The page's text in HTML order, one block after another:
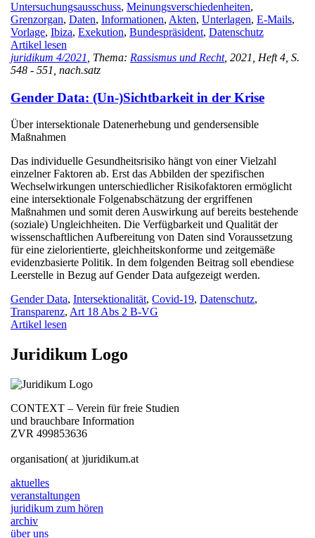
Untersuchungsausschuss, Meinungsverschiedenheiten,
Grenzorgan, Daten, Informationen, Akten, Unterlagen, E-Mails,
Vorlage, Ibiza, Exekution, Bundespräsident, Datenschutz
Artikel lesen
juridikum 4/2021, Thema: Rassismus und Recht, 2021, Heft 4, S.
548 - 551, nach.satz
Gender Data: (Un-)Sichtbarkeit in der Krise
Über intersektionale Datenerhebung und gendersensible
Maßnahmen
Das individuelle Gesundheitsrisiko hängt von einer Vielzahl
einzelner Faktoren ab. Erst das Abbilden der spezifischen
Wechselwirkungen unterschiedlicher Risikofaktoren ermöglicht
eine intersektionale Folgenabschätzung der ergriffenen
Maßnahmen und somit deren Auswirkung auf bereits bestehende
(soziale) Ungleichheiten. Die Verfügbarkeit und Qualität der
wissenschaftlichen Aufbereitung von Daten sind Voraussetzung
für eine zielorientierte, gleichheitskonforme und zeitgemäße
evidenzbasierte Politik. In dem folgenden Beitrag soll ebendiese
Leerstelle in Bezug auf Gender Data aufgezeigt werden.
Gender Data, Intersektionalität, Covid-19, Datenschutz,
Transparenz, Art 18 Abs 2 B-VG
Artikel lesen
Juridikum Logo
CONTEXT – Verein für freie Studien
und brauchbare Information
ZVR 499853636
organisation( at )juridikum.at
aktuelles
veranstaltungen
juridikum zum hören
archiv
über uns